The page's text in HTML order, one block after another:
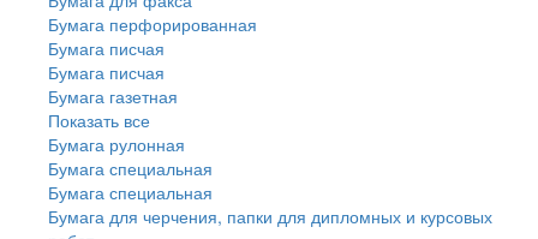
Бумага перфорированная
Бумага писчая
Бумага писчая
Бумага газетная
Показать все
Бумага рулонная
Бумага специальная
Бумага специальная
Бумага для черчения, папки для дипломных и курсовых